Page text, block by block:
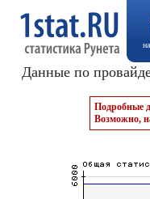
Данные по
Подробные
Возможно,